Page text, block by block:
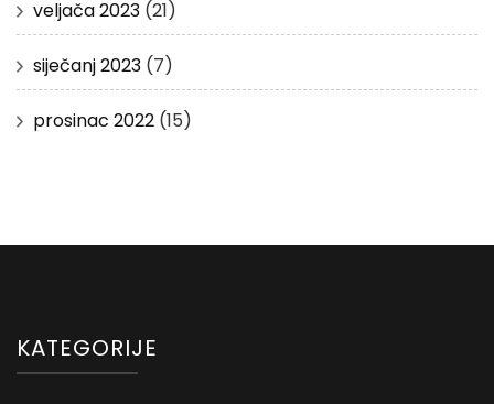
veljača 2023 (21)
siječanj 2023 (7)
prosinac 2022 (15)
KATEGORIJE